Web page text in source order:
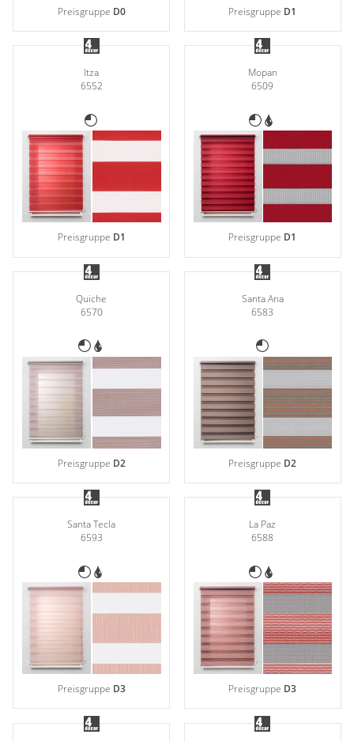
Preisgruppe D0 Preisgruppe D1
Itza
6552
Preisgruppe D1
Mopan
6509
Preisgruppe D1
Quiche
6570
Preisgruppe D2
Santa Ana
6583
Preisgruppe D2
Santa Tecla
6593
Preisgruppe D3
La Paz
6588
Preisgruppe D3